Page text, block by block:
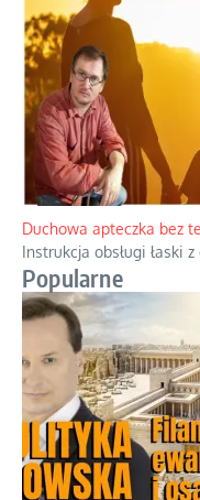
Duchowa apteczka bez
Instrukcja obsługi łaski
Popularne